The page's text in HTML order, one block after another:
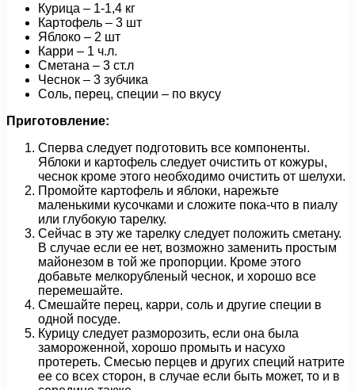
Курица – 1-1,4 кг
Картофель – 3 шт
Яблоко – 2 шт
Карри – 1 ч.л.
Сметана – 3 ст.л
Чеснок – 3 зубчика
Соль, перец, специи – по вкусу
Приготовление:
Сперва следует подготовить все компоненты.
Яблоки и картофель следует очистить от кожуры,
чеснок кроме этого необходимо очистить от шелухи.
Промойте картофель и яблоки, нарежьте
маленькими кусочками и сложите пока-что в пиалу
или глубокую тарелку.
Сейчас в эту же тарелку следует положить сметану.
В случае если ее нет, возможно заменить простым
майонезом в той же пропорции. Кроме этого
добавьте мелкорубленый чеснок, и хорошо все
перемешайте.
Смешайте перец, карри, соль и другие специи в
одной посуде.
Курицу следует разморозить, если она была
замороженной, хорошо промыть и насухо
протереть. Смесью перцев и других специй натрите
ее со всех сторон, в случае если быть может, то и в